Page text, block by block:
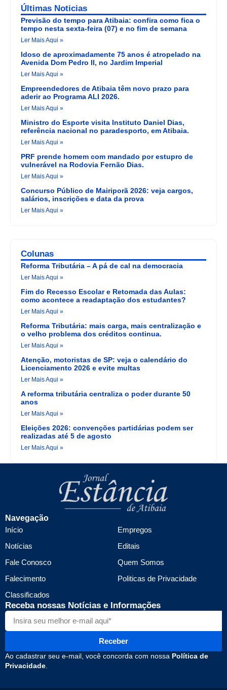
Últimas Noticias
Previsão do tempo para Atibaia: confira como fica o
tempo nesta sexta-feira (07) e no fim de semana
Ler Mais Aqui »
Idoso de aproximadamente 75 anos é atropelado na
Avenida Dom Pedro II, no Jardim Imperial
Ler Mais Aqui »
Empreendedores de Atibaia têm novo prazo para
aderir ao Programa ALI 2026.
Ler Mais Aqui »
Ministro do Esporte visita Instituto Daniel Dias,
referência nacional no paradesporto, em Atibaia.
Ler Mais Aqui »
PRF prende homem com mandado por estupro de
vulnerável na Rodovia Fernão Dias.
Ler Mais Aqui »
Concurso Público de Mairiporã 2026: veja cargos,
salários, inscrições e data da prova
Ler Mais Aqui »
Colunas
Reforma Tributária – A pá de cal na democracia
Ler Mais Aqui »
Fim do Recesso Escolar e Retomada das Aulas:
como acontece a readaptação dos estudantes?
Ler Mais Aqui »
Reforma Tributária: mais carga, mais centralização e
o velho problema dos créditos continua.
Ler Mais Aqui »
Atenção, motoristas de SP: veja o calendário do
Licenciamento 2026 e evite multas
Ler Mais Aqui »
A reforma tributária centraliza o poder durante 50
anos
Ler Mais Aqui »
Eleições 2026: convenções partidárias podem ser
realizadas até 5 de agosto
Ler Mais Aqui »
Navegação
Início
Notícias
Fale Conosco
Falecimento
Classificados
Empregos
Editais
Quem Somos
Politicas de Privacidade
Receba nossas Notícias e Informações
Receber
Ao cadastrar seu e-mail, você concorda com nossa Política de
Privacidade